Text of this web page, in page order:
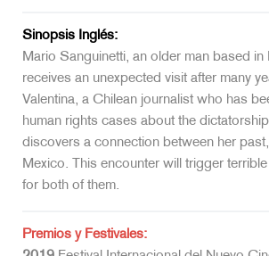
Sinopsis Inglés:
Mario Sanguinetti, an older man based in
receives an unexpected visit after many
Valentina, a Chilean journalist who has
human rights cases about the
discovers a connection between her
Mexico. This encounter will trigger
for both of them.
Premios y Festivales: